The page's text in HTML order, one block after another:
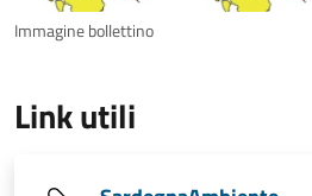
Immagine bollettino
Link utili